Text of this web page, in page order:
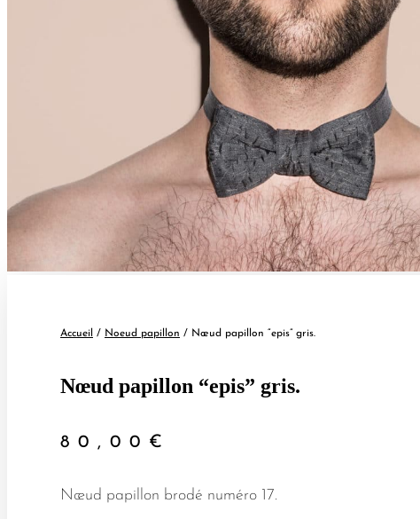
Accueil / Noeud papillon / Nœud papillon “epis” gris.
Nœud papillon “epis” gris.
80,00 €
Nœud papillon brodé numéro 17.